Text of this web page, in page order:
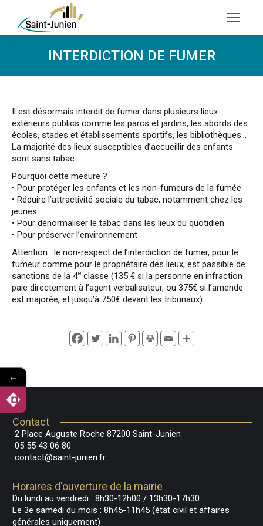
INTERDICTION DE FUMER
Il est désormais interdit de fumer dans plusieurs lieux
extérieurs publics comme les parcs et jardins, les abords des
écoles, stades et établissements sportifs, les bibliothèques…
La majorité des lieux susceptibles d’accueillir des enfants
sont sans tabac.
Pourquoi cette mesure ?
• Pour protéger les enfants et les non-fumeurs de la fumée
• Réduire l’attractivité sociale du tabac, notamment chez les
jeunes
• Pour dénormaliser le tabac dans les lieux du quotidien
• Pour préserver l’environnement
Attention : le non-respect de l’interdiction de fumer, pour le
fumeur comme pour le propriétaire des lieux, est passible de
sanctions de la 4e classe (135 € si la personne en infraction
paie directement à l’agent verbalisateur, ou 375€ si l’amende
est majorée, et jusqu’à 750€ devant les tribunaux).
Contact
2 Place Auguste Roche 87200 Saint-Junien
05 55 43 06 80
contact@saint-junien.fr
Horaires d'ouverture de la mairie
Du lundi au vendredi : 8h30-12h00 / 13h30-17h30
Le 3e samedi du mois : 8h45-11h45 (état civil et affaires
générales uniquement)
←